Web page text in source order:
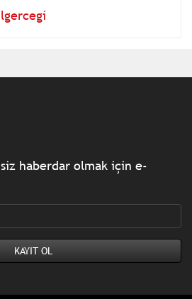
haberdar olmak için e-